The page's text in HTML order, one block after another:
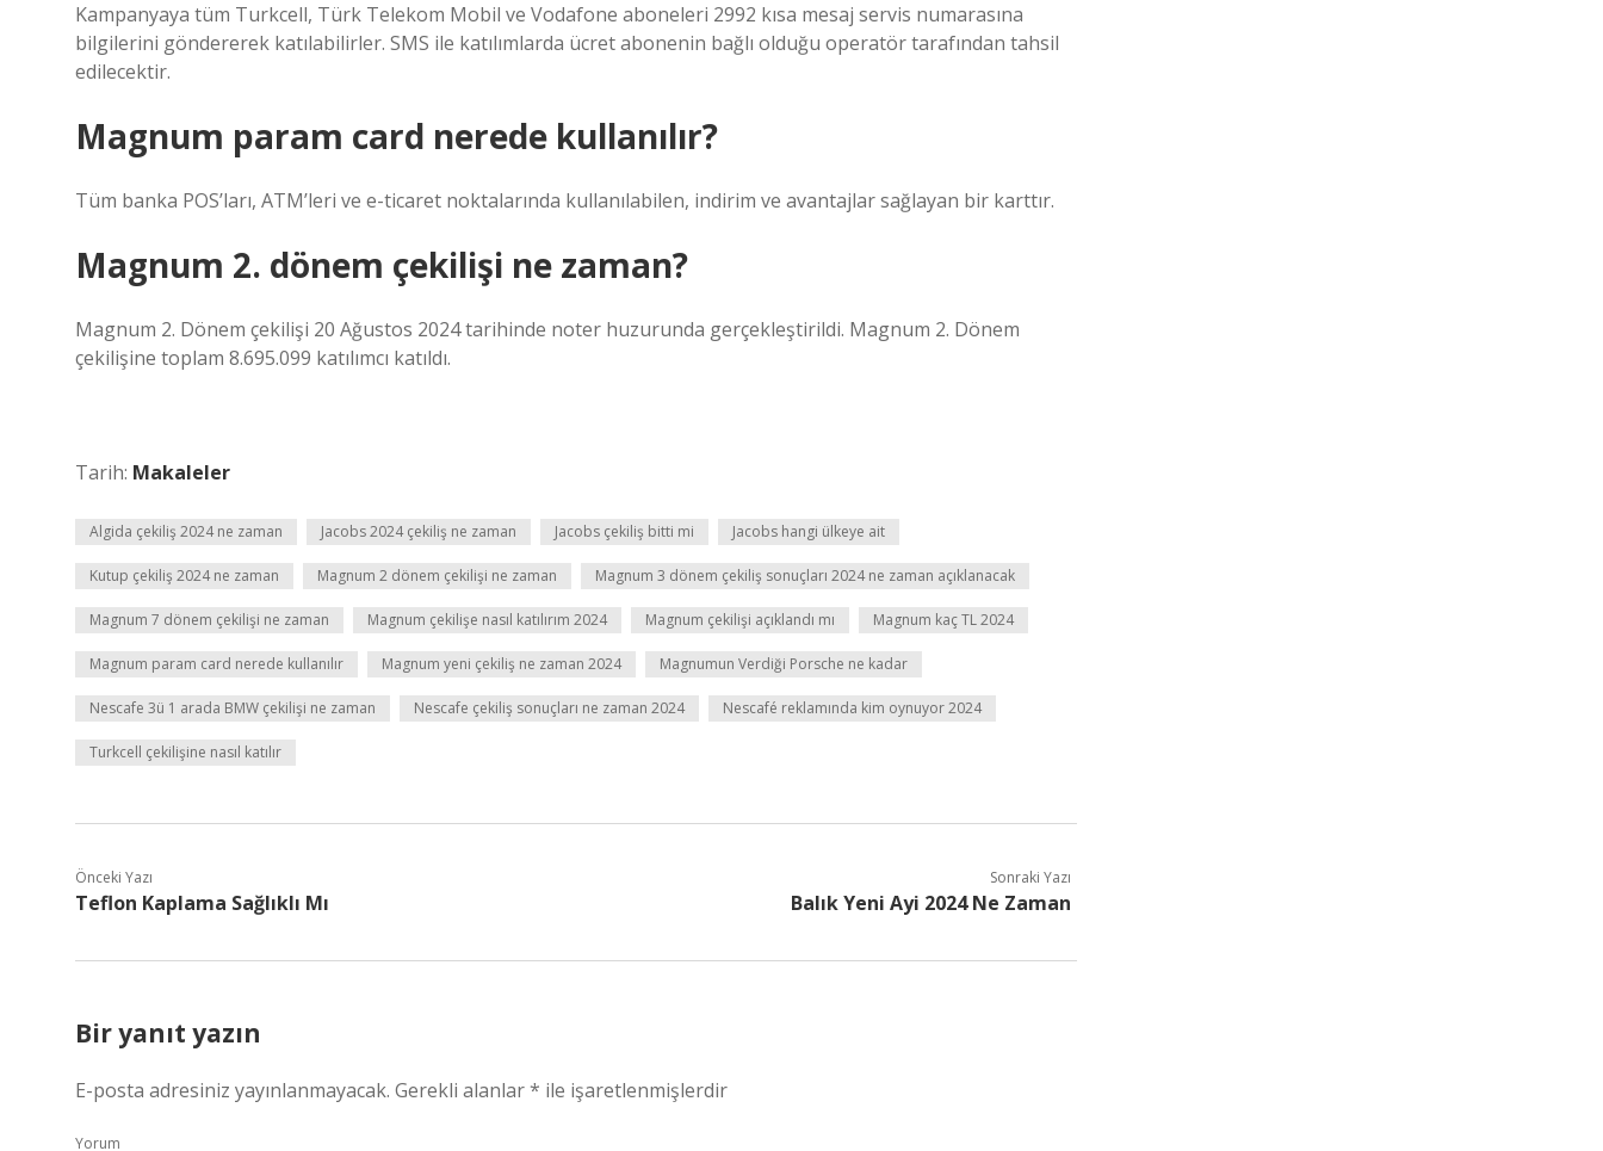
Kampanyaya tüm Turkcell, Türk Telekom Mobil ve Vodafone aboneleri 2992 kısa mesaj servis numarasına
bilgilerini göndererek katılabilirler. SMS ile katılımlarda ücret abonenin bağlı olduğu operatör tarafından tahsil
edilecektir.
Magnum param card nerede kullanılır?
Tüm banka POS’ları, ATM’leri ve e-ticaret noktalarında kullanılabilen, indirim ve avantajlar sağlayan bir karttır.
Magnum 2. dönem çekilişi ne zaman?
Magnum 2. Dönem çekilişi 20 Ağustos 2024 tarihinde noter huzurunda gerçekleştirildi. Magnum 2. Dönem
çekilişine toplam 8.695.099 katılımcı katıldı.
Tarih: Makaleler
Algida çekiliş 2024 ne zaman Jacobs 2024 çekiliş ne zaman Jacobs çekiliş bitti mi Jacobs hangi ülkeye ait
Kutup çekiliş 2024 ne zaman Magnum 2 dönem çekilişi ne zaman Magnum 3 dönem çekiliş sonuçları 2024 ne zaman açıklanacak
Magnum 7 dönem çekilişi ne zaman Magnum çekilişe nasıl katılırım 2024 Magnum çekilişi açıklandı mı Magnum kaç TL 2024
Magnum param card nerede kullanılır Magnum yeni çekiliş ne zaman 2024 Magnumun Verdiği Porsche ne kadar
Nescafe 3ü 1 arada BMW çekilişi ne zaman Nescafe çekiliş sonuçları ne zaman 2024 Nescafé reklamında kim oynuyor 2024
Turkcell çekilişine nasıl katılır
Önceki Yazı
Teflon Kaplama Sağlıklı Mı
Sonraki Yazı
Balık Yeni Ayi 2024 Ne Zaman
Bir yanıt yazın
E-posta adresiniz yayınlanmayacak. Gerekli alanlar* ile işaretlenmişlerdir
Yorum